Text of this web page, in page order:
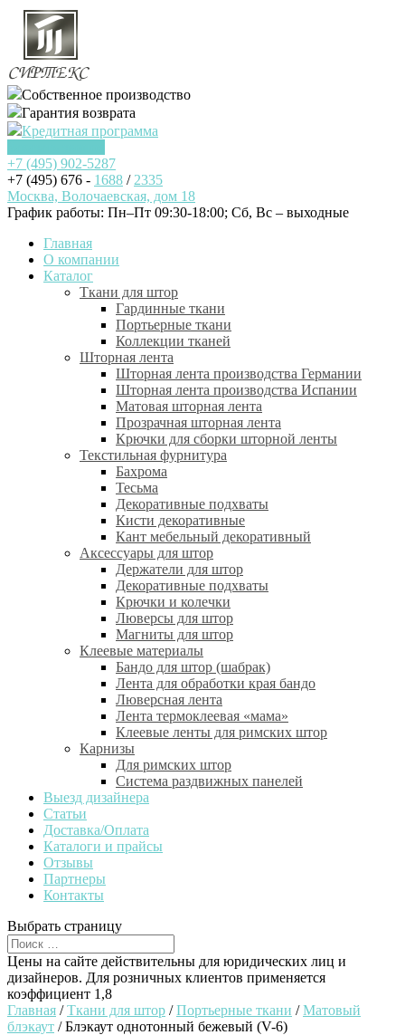
Собственное производство
Гарантия возврата
Кредитная программа
+7 (495) 902-5287
+7 (495) 676 - 1688 / 2335
Москва, Волочаевская, дом 18
График работы: Пн–Пт 09:30-18:00; Cб, Вс – выходные
Главная
О компании
Каталог
Ткани для штор
Гардинные ткани
Портьерные ткани
Коллекции тканей
Шторная лента
Шторная лента производства Германии
Шторная лента производства Испании
Матовая шторная лента
Прозрачная шторная лента
Крючки для сборки шторной ленты
Текстильная фурнитура
Бахрома
Тесьма
Декоративные подхваты
Кисти декоративные
Кант мебельный декоративный
Аксессуары для штор
Держатели для штор
Декоративные подхваты
Крючки и колечки
Люверсы для штор
Магниты для штор
Клеевые материалы
Бандо для штор (шабрак)
Лента для обработки края бандо
Люверсная лента
Лента термоклеевая «мама»
Клеевые ленты для римских штор
Карнизы
Для римских штор
Система раздвижных панелей
Выезд дизайнера
Статьи
Доставка/Оплата
Каталоги и прайсы
Отзывы
Партнеры
Контакты
Выбрать страницу
Цены на сайте действительны для юридических лиц и
дизайнеров. Для розничных клиентов применяется
коэффициент 1,8
Главная /Ткани для штор /Портьерные ткани /Матовый
блэкаут / Блэкаут однотонный бежевый (V-6)